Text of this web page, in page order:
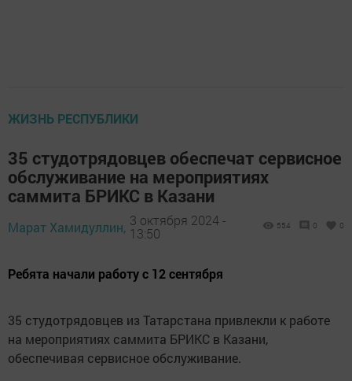
ЖИЗНЬ РЕСПУБЛИКИ
35 студотрядовцев обеспечат сервисное
обслуживание на мероприятиях
саммита БРИКС в Казани
Марат Хамидуллин, 3 октября 2024 -
13:50
554 0 0
Ребята начали работу с 12 сентября
35 студотрядовцев из Татарстана привлекли к работе
на мероприятиях саммита БРИКС в Казани,
обеспечивая сервисное обслуживание.